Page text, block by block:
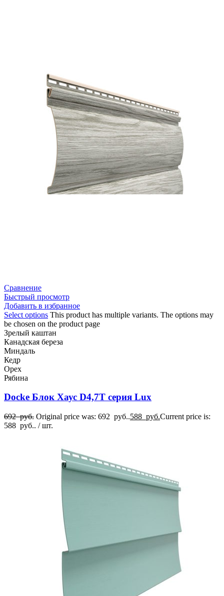
Сравнение
Быстрый просмотр
Добавить в избранное
Select options This product has multiple variants. The options may
be chosen on the product page
Зрелый каштан
Канадская береза
Миндаль
Кедр
Орех
Рябина
Docke Блок Хаус D4,7T серия Lux
692руб. Original price was: 692 руб..588 руб.Current price is:
588 руб.. / шт.